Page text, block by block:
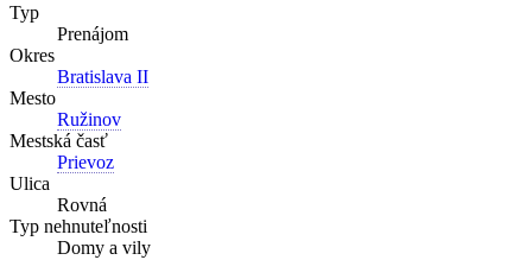
Typ
Prenájom
Okres
Bratislava II
Mesto
Ružinov
Mestská časť
Prievoz
Ulica
Rovná
Typ nehnuteľnosti
Domy a vily